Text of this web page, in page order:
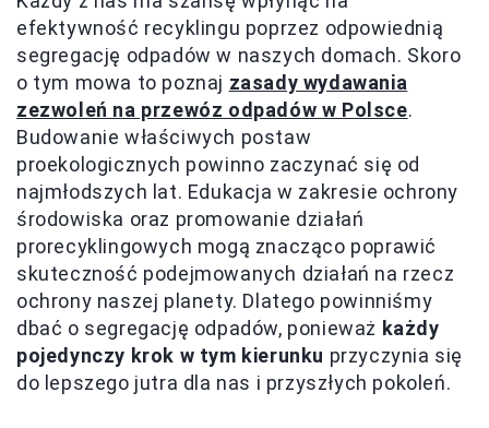
efektywność recyklingu poprzez odpowiednią
segregację odpadów w naszych domach. Skoro
o tym mowa to poznaj zasady wydawania
zezwoleń na przewóz odpadów w Polsce.
Budowanie właściwych postaw
proekologicznych powinno zaczynać się od
najmłodszych lat. Edukacja w zakresie ochrony
środowiska oraz promowanie działań
prorecyklingowych mogą znacząco poprawić
skuteczność podejmowanych działań na rzecz
ochrony naszej planety. Dlatego powinniśmy
dbać o segregację odpadów, ponieważ każdy
pojedynczy krok w tym kierunku przyczynia się
do lepszego jutra dla nas i przyszłych pokoleń.